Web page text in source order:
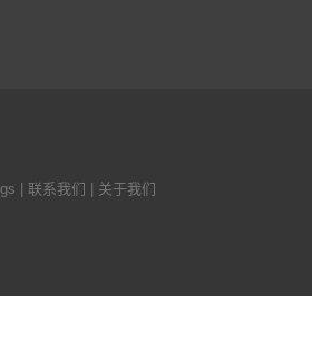
联系我们
关于我们